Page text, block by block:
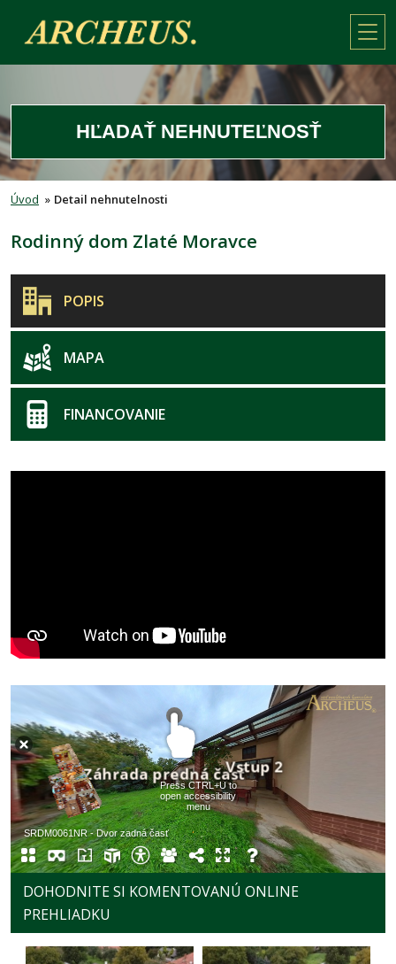
HĽADAŤ NEHNUTEĽNOSŤ
Úvod » Detail nehnutelnosti
Rodinný dom Zlaté Moravce
POPIS
MAPA
FINANCOVANIE
DOHODNITE SI KOMENTOVANÚ ONLINE
PREHLIADKU